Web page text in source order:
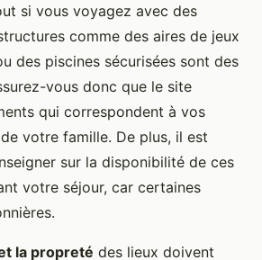
si vous voyagez avec des
comme des aires de jeux
des piscines sécurisées sont des
vous donc que le site
qui correspondent à vos
votre famille. De plus, il est
sur la disponibilité de ces
votre séjour, car certaines
la propreté des lieux doivent